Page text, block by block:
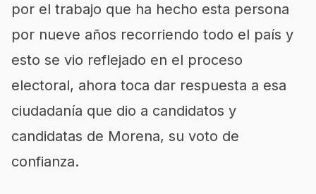
por el trabajo que ha hecho esta persona
por nueve años recorriendo todo el país y
esto se vio reflejado en el proceso
electoral, ahora toca dar respuesta a esa
ciudadanía que dio a candidatos y
candidatas de Morena, su voto de
confianza.